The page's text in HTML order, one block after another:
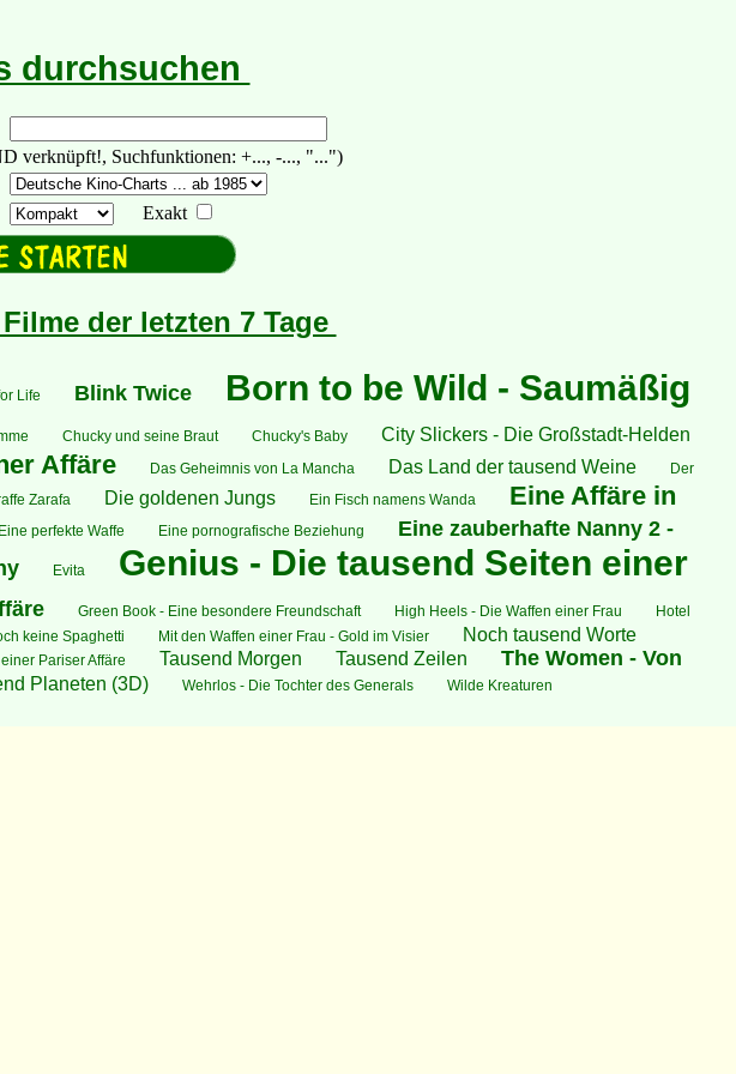
durchsuchen
verknüpft!, Suchfunktionen: +..., -..., "...")
Exakt
der letzten 7 Tage
Life Blink Twice
Born to be Wild - Saumäßig
Chucky und seine Braut Chucky's Baby City Slickers - Die Großstadt-Helden
Affäre Das Geheimnis von La Mancha Das Land der tausend Weine
Der
Zarafa Die goldenen Jungs Ein Fisch namens Wanda
Eine Affäre in
Eine perfekte Waffe Eine pornografische Beziehung
Eine zauberhafte Nanny 2 -
Evita
Genius - Die tausend Seiten einer
Green Book - Eine besondere Freundschaft High Heels - Die Waffen einer Frau
Hotel
keine Spaghetti Mit den Waffen einer Frau - Gold im Visier Noch tausend Worte
Pariser Affäre Tausend Morgen Tausend Zeilen
The Women - Von
Planeten (3D) Wehrlos - Die Tochter des Generals Wilde Kreaturen